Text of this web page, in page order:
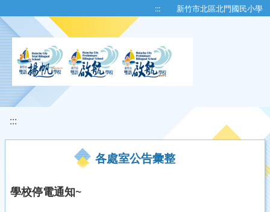
::: 新竹市北區北門國民小學
:::
各處室公告彙整
學校停電通知~